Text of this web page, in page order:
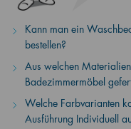
Kann man ein
bestellen?
Aus welchen
Badezimmermöbel
Welche Farbvarianten
Ausführung Individuell